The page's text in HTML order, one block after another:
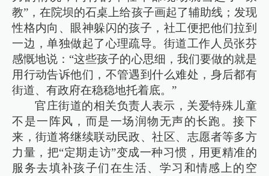
教”，在院坝的石桌上给孩子画起了辅助线；发现
性格内向、眼神躲闪的孩子，社工便把他们拉到
一边，单独做起了心理疏导。街道工作人员张芬
感慨地说：“这些孩子的心思细，我们要做的就是
用行动告诉他们，不管遇到什么难处，身后都有
街道、有政府在稳稳地托着底。”
官庄街道的相关负责人表示，关爱特殊儿童
不是一阵风，而是一场润物无声的长跑。接下
来，街道将继续联动民政、社区、志愿者等多方
力量，把“定期走访”变成一种习惯，用更精准的
服务去填补孩子们在生活、学习和情感上的空